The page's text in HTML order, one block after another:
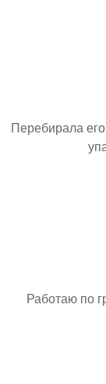
Перебирала
Работаю по